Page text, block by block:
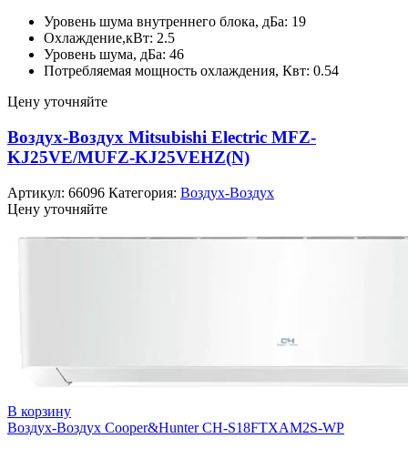
Уровень шума внутреннего блока, дБа: 19
Охлаждение,кВт: 2.5
Уровень шума, дБа: 46
Потребляемая мощность охлаждения, Квт: 0.54
Цену уточняйте
Воздух-Воздух Mitsubishi Electric MFZ-
KJ25VE/MUFZ-KJ25VEHZ(N)
Артикул: 66096 Категория: Воздух-Воздух
Цену уточняйте
В корзину
Воздух-Воздух Cooper&Hunter CH-S18FTXAM2S-WP